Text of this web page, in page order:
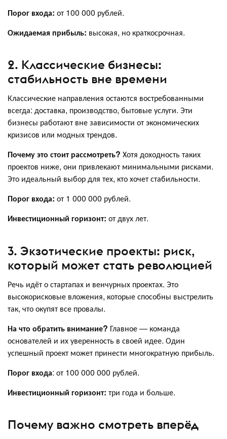
Порог входа: от 100 000 рублей.
Ожидаемая прибыль: высокая, но краткосрочная.
2. Классические бизнесы:
стабильность вне времени
Классические направления остаются востребованными
всегда: доставка, производство, бытовые услуги. Эти
бизнесы работают вне зависимости от экономических
кризисов или модных трендов.
Почему это стоит рассмотреть? Хотя доходность таких
проектов ниже, они привлекают минимальными рисками.
Это идеальный выбор для тех, кто хочет стабильности.
Порог входа: от 1 000 000 рублей.
Инвестиционный горизонт: от двух лет.
3. Экзотические проекты: риск,
который может стать революцией
Речь идёт о стартапах и венчурных проектах. Это
высокорисковые вложения, которые способны выстрелить
так, что окупят все провалы.
На что обратить внимание? Главное — команда
основателей и их уверенность в своей идее. Один
успешный проект может принести многократную прибыль.
Порог входа: от 100 000 000 рублей.
Инвестиционный горизонт: три года и больше.
Почему важно смотреть вперёд